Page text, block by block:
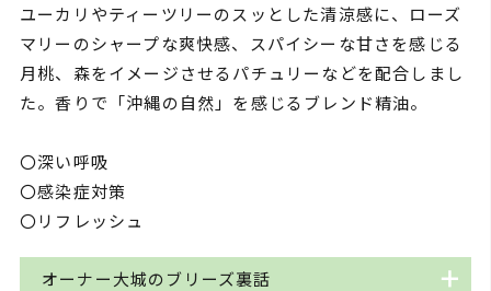
ユーカリやティーツリーのスッとした清涼感に、ローズ
マリーのシャープな爽快感、スパイシーな甘さを感じる
月桃、森をイメージさせるパチュリーなどを配合しまし
た。香りで「沖縄の自然」を感じるブレンド精油。
〇深い呼吸
〇感染症対策
〇リフレッシュ
オーナー大城のブリーズ裏話